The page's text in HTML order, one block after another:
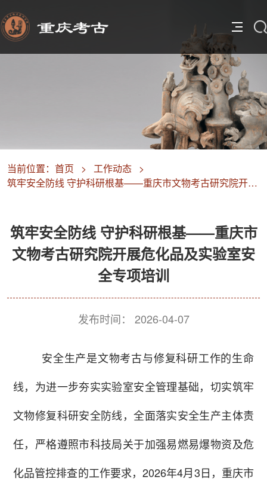
当前位置： 首页 > 工作动态 >
筑牢安全防线 守护科研根基——重庆市文物考古研究院开展危化品及实验室安全专项培训
筑牢安全防线 守护科研根基——重庆市
文物考古研究院开展危化品及实验室安
全专项培训
发布时间： 2026-04-07
安全生产是文物考古与修复科研工作的生命
线，为进一步夯实实验室安全管理基础，切实筑牢
文物修复科研安全防线，全面落实安全生产主体责
任，严格遵照市科技局关于加强易燃易爆物资及危
化品管控排查的工作要求，2026年4月3日，重庆市